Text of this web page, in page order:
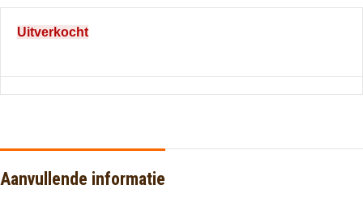
Uitverkocht
Aanvullende informatie